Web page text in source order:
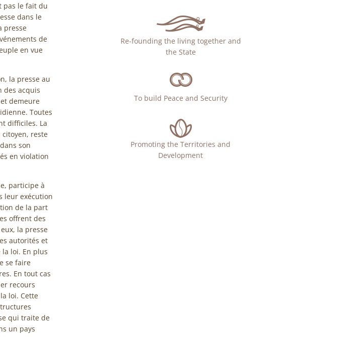
pas le fait du
dans le
presse
de
en vue
la presse au
des acquis
demeure
Toutes
difficiles. La
reste
son
en violation
participe à
leur exécution
de la part
offrent des
la presse
autorités et
loi. En plus
se faire
En tout cas
recours
loi. Cette
qui traite de
un pays
Re-founding the living together and
the State
To build Peace and Security
Promoting the Territories and
Development